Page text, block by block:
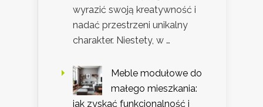
wyrazić swoją kreatywność i
nadać przestrzeni unikalny
charakter. Niestety, w …
Meble modułowe do
małego mieszkania:
jak zyskać funkcjonalność i